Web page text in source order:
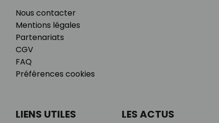
Nous contacter
Mentions légales
Partenariats
CGV
FAQ
Préférences cookies
LIENS UTILES LES ACTUS